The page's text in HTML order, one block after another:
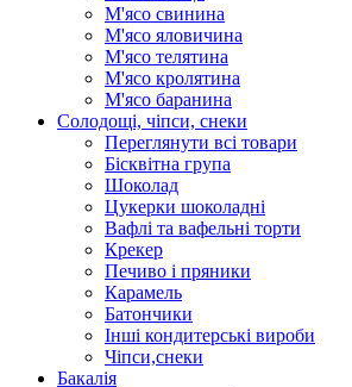
М'ясо свинина
М'ясо яловичина
М'ясо телятина
М'ясо кролятина
М'ясо баранина
Солодощі, чіпси, снеки
Переглянути всі товари
Бісквітна група
Шоколад
Цукерки шоколадні
Вафлі та вафельні торти
Крекер
Печиво і пряники
Карамель
Батончики
Інші кондитерські вироби
Чіпси,снеки
Бакалія